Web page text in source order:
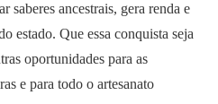
saberes ancestrais, gera renda e
estado. Que essa conquista seja
oportunidades para as
e para todo o artesanato